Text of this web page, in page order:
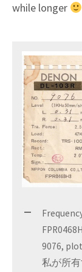
while longer
9076,
私が所有